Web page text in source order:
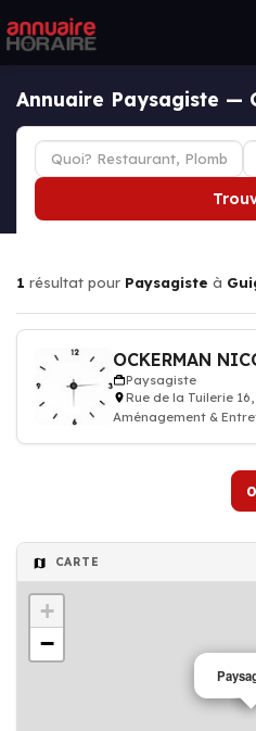
Annuaire Paysagiste —
1 résultat pour Paysagiste à
OCKERMAN
Paysagiste
Rue de la Tuilerie
Aménagement &
0
CARTE
+
−